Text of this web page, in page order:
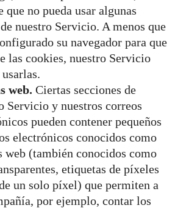
que no pueda usar algunas
nuestro Servicio. A menos que
su navegador para que
las cookies, nuestro Servicio
web. Ciertas secciones de
Servicio y nuestros correos
pueden contener pequeños
electrónicos conocidos como
web (también conocidos como
etiquetas de píxeles
un solo píxel) que permiten a
por ejemplo, contar los